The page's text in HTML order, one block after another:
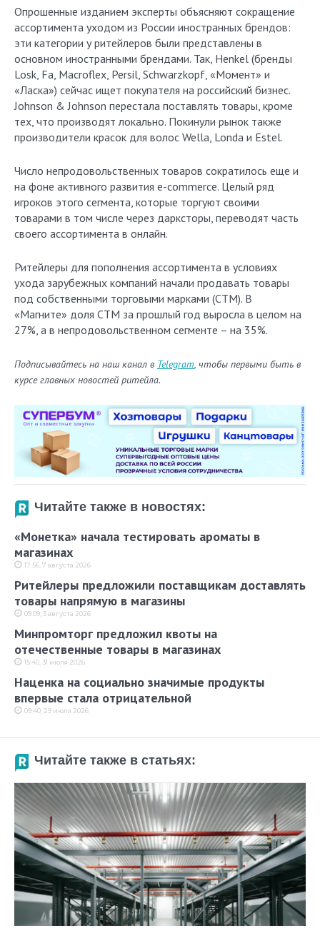
Опрошенные изданием эксперты объясняют сокращение
ассортимента уходом из России иностранных брендов:
эти категории у ритейлеров были представлены в
основном иностранными брендами. Так, Henkel (бренды
Losk, Fa, Macroflex, Persil, Schwarzkopf, «Момент» и
«Ласка») сейчас ищет покупателя на российский бизнес.
Johnson & Johnson перестала поставлять товары, кроме
тех, что производят локально. Покинули рынок также
производители красок для волос Wella, Londa и Estel.
Число непродовольственных товаров сократилось еще и
на фоне активного развития e-commerce. Целый ряд
игроков этого сегмента, которые торгуют своими
товарами в том числе через дарксторы, переводят часть
своего ассортимента в онлайн.
Ритейлеры для пополнения ассортимента в условиях
ухода зарубежных компаний начали продавать товары
под собственными торговыми марками (СТМ). В
«Магните» доля СТМ за прошлый год выросла в целом на
27%, а в непродовольственном сегменте – на 35%.
Подписывайтесь на наш канал в Telegram, чтобы первыми быть в
курсе главных новостей ритейла.
Читайте также в новостях:
«Монетка» начала тестировать ароматы в
магазинах
17:56, 7 августа 2026
Ритейлеры предложили поставщикам доставлять
товары напрямую в магазины
09:09, 3 августа 2026
Минпромторг предложил квоты на
отечественные товары в магазинах
15:40, 31 июля 2026
Наценка на социально значимые продукты
впервые стала отрицательной
09:40, 29 июля 2026
Читайте также в статьях: